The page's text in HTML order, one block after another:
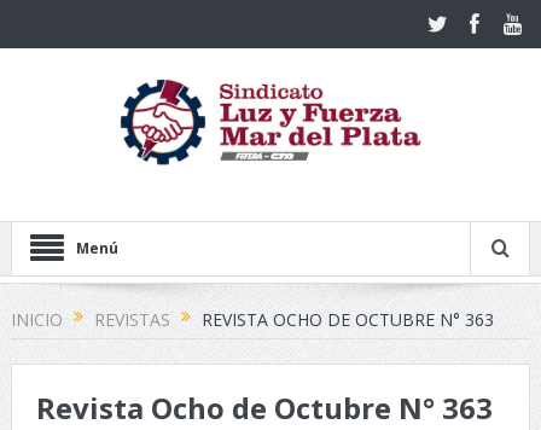
Menú
INICIO REVISTAS REVISTA OCHO DE OCTUBRE N° 363
Revista Ocho de Octubre N° 363